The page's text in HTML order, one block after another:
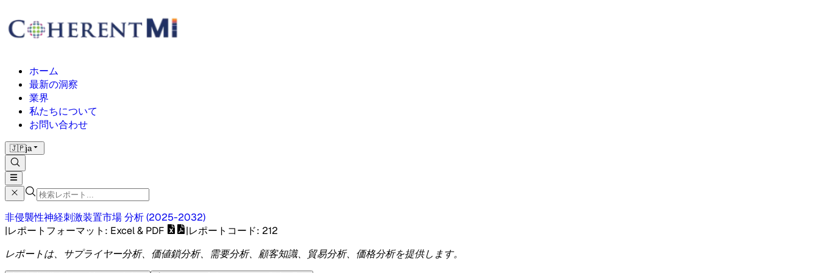
ホーム
最新の洞察
業界
私たちについて
お問い合わせ
🇯🇵ja
非侵襲性神経刺激装置市場分析(2025-2032)
|レポートフォーマット : Excel & PDF |レポートコード: 212
レポートは、サプライヤー分析、価値鎖分析、需要分析、顧客知識、貿易分析、価格分析を提供します。